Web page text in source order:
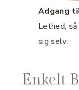
Adgang
Lethed,
sig selv.
Enkelt